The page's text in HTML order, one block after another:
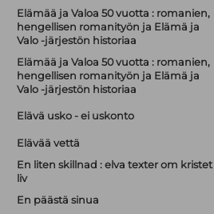
Elämää ja Valoa 50 vuotta : romanien,
hengellisen romanityön ja Elämä ja
Valo -järjestön historiaa
Elämää ja Valoa 50 vuotta : romanien,
hengellisen romanityön ja Elämä ja
Valo -järjestön historiaa
Elävä usko - ei uskonto
Elävää vettä
En liten skillnad : elva texter om kristet
liv
En päästä sinua